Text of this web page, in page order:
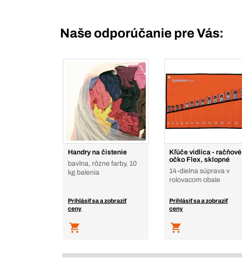
Naše odporúčanie pre Vás:
Handry na čistenie
bavlna, rôzne farby, 10
kg balenia
Prihlásiť sa a zobraziť
ceny
Kľúče vidlica - račňové
očko Flex, sklopné
14-dielna súprava v
rolovacom obale
Prihlásiť sa a zobraziť
ceny